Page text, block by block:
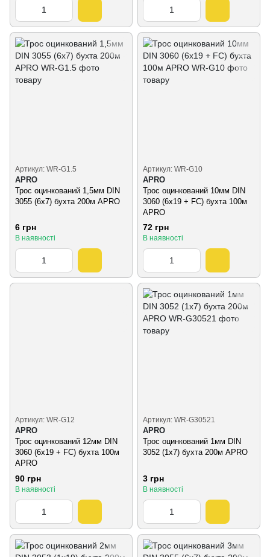
Артикул: WR-G1.5
APRO
Трос оцинкований 1,5мм DIN
3055 (6x7) бухта 200м APRO
6 грн
В наявності
Артикул: WR-G10
APRO
Трос оцинкований 10мм DIN
3060 (6х19 + FC) бухта 100м
APRO
72 грн
В наявності
Артикул: WR-G12
APRO
Трос оцинкований 12мм DIN
3060 (6x19 + FC) бухта 100м
APRO
90 грн
В наявності
Артикул: WR-G30521
APRO
Трос оцинкований 1мм DIN
3052 (1x7) бухта 200м APRO
3 грн
В наявності